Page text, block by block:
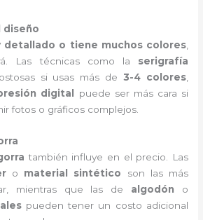
diseño
detallado o tiene muchos colores,
Las técnicas como la serigrafía
si usas más de3-4 colores,
digital
puede ser más cara si
fotos o gráficos complejos.
también influye en el precio. Las
o material sintético son las más
mientras que las de algodón o
pueden tener un costo adicional